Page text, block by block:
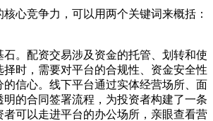
心竞争力，可以用两个关键词来概括：
。配资交易涉及资金的托管、划转和使
择时，需要对平台的合规性、资金安全性
的信心。线下平台通过实体经营场所、面
明的合同签署流程，为投资者构建了一条
者可以走进平台的办公场所，亲眼查看营